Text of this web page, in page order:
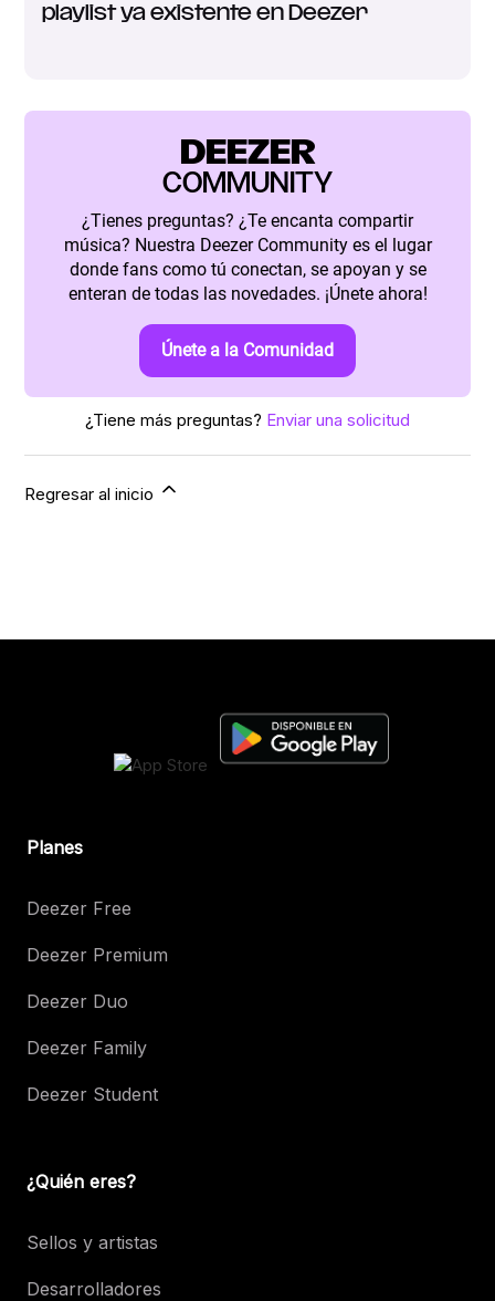
playlist ya existente en Deezer
DEEZER
COMMUNITY
¿Tienes preguntas? ¿Te encanta compartir
música? Nuestra Deezer Community es el lugar
donde fans como tú conectan, se apoyan y se
enteran de todas las novedades. ¡Únete ahora!
Únete a la Comunidad
¿Tiene más preguntas? Enviar una solicitud
Regresar al inicio
Planes
Deezer Free
Deezer Premium
Deezer Duo
Deezer Family
Deezer Student
¿Quién eres?
Sellos y artistas
Desarrolladores